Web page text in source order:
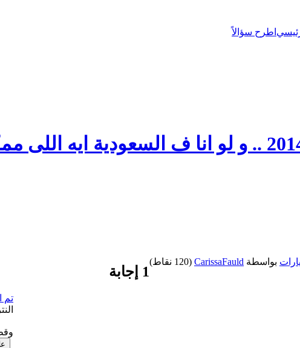
اطرح سؤالاً
سلامو عليكو ايه رأيكو ف الالنتر 2014 .. و لو انا ف
بواسطة CarissaFauld
(
120 نقاط)
1 إجابة
تم